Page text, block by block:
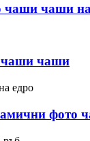
чаши чаши
чаши чаши
фото